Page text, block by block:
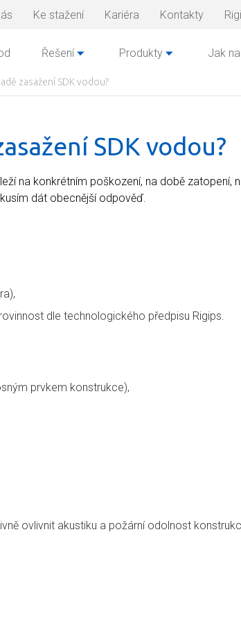
Ke stažení Kariéra Kontakty
Řešení Produkty Jak
zasažení SDK vodou?
SDK vodou?
na konkrétním poškození, na době zatopení,
dát obecnější odpověď.
dle technologického předpisu Rigips.
prvkem konstrukce),
ovlivnit akustiku a požární odolnost